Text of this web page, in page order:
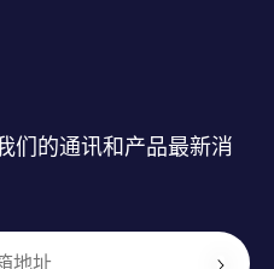
们的通讯和产品最新消